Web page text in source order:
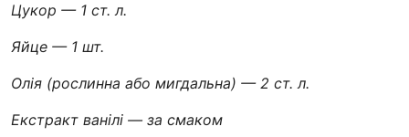
Цукор — 1 ст. л.
Яйце — 1 шт.
Олія (рослинна або мигдальна) — 2 ст. л.
Екстракт ванілі — за смаком